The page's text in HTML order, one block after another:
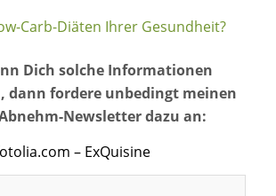
Carb-Diäten Ihrer Gesundheit?
Dich solche Informationen
dann fordere unbedingt meinen
Newsletter dazu an:
– ExQuisine